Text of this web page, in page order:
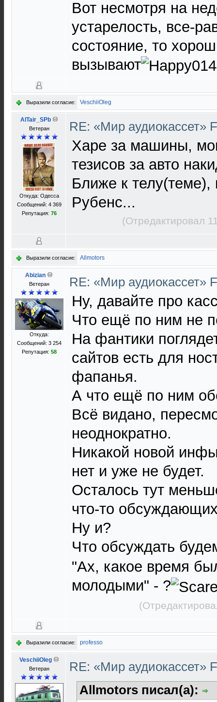
Вот несмотря на
устарелость, все-
состояние, то
вызывают
Выразили согласие: VeschiiOleg
AlTair_SPb
Ветеран
Откуда: Одесса
Сообщений: 4 369
Репутация: 76
RE: «Мир аудиокассет»
Харе за машины,
тезисов за авто
Ближе к телу(теме),
Рубенс...
(Отредактировал
Выразили согласие: Allmotors
Abizian
Ветеран
Откуда:
Сообщений: 3 254
Репутация: 58
RE: «Мир аудиокассет»
Ну, давайте про
Что ещё по ним не
На фантики
сайтов есть для
фапанья.
А что ещё по ним
Всё видано,
неоднократно.
Никакой новой
нет и уже не будет.
Осталось тут
что-то
Ну и?
Что обсуждать
"Ах, какое время
молодыми" - ?
Выразили согласие: professo
VeschiiOleg
Ветеран
RE: «Мир аудиокассет»
Allmotors писал(а):